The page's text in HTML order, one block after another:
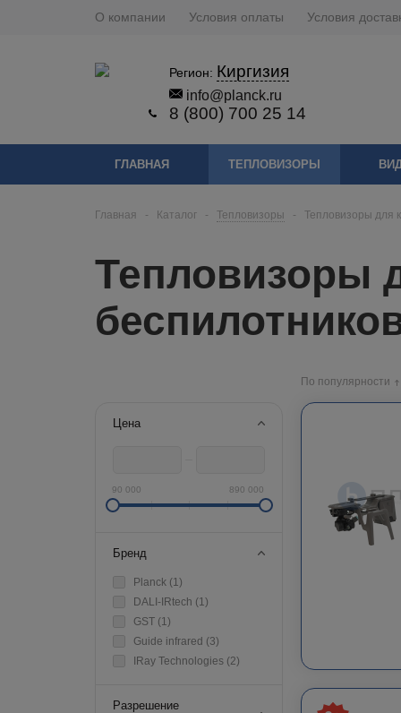
О компании Условия оплаты Условия
Регион: Киргизия
info@planck.ru
8 (800) 700 25 14
ГЛАВНАЯ ТЕПЛОВИЗОРЫ
Главная - Каталог - Тепловизоры - Тепловизоры для
Тепловизоры
Цена
90 000 890 000
Бренд
Planck (1)
DALI-IRtech (1)
GST (1)
Guide infrared (3)
IRay Technologies (2)
Разрешение
По популярности